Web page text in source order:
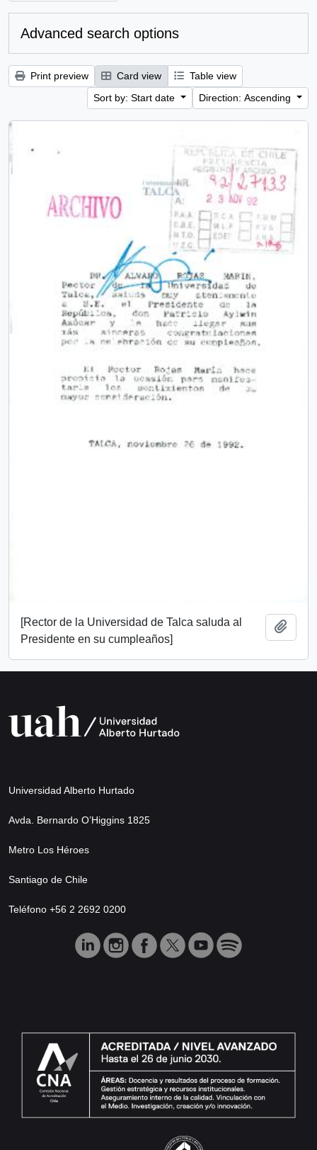
Advanced search options
Print preview Card view
Table view
Sort by: Start date
Direction: Ascending
[Rector de la Universidad de Talca saluda al
Presidente en su cumpleaños]
Universidad Alberto Hurtado
Avda. Bernardo O’Higgins 1825
Metro Los Héroes
Santiago de Chile
Teléfono +56 2 2692 0200